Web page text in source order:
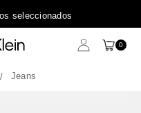
Entrega GRATIS en compras
0
Jeans